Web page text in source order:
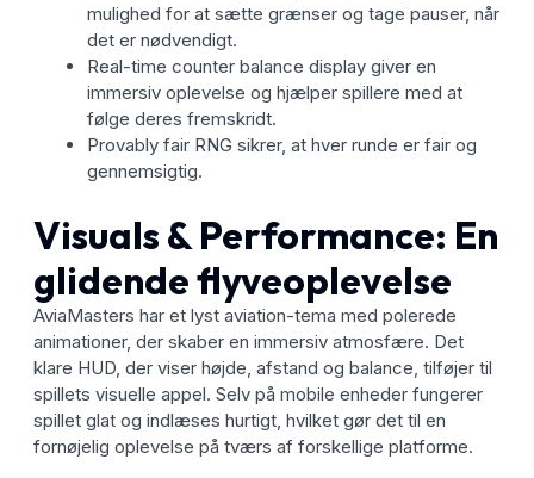
mulighed for at sætte grænser og tage pauser, når
det er nødvendigt.
Real-time counter balance display giver en
immersiv oplevelse og hjælper spillere med at
følge deres fremskridt.
Provably fair RNG sikrer, at hver runde er fair og
gennemsigtig.
Visuals & Performance: En
glidende flyveoplevelse
AviaMasters har et lyst aviation-tema med polerede
animationer, der skaber en immersiv atmosfære. Det
klare HUD, der viser højde, afstand og balance, tilføjer til
spillets visuelle appel. Selv på mobile enheder fungerer
spillet glat og indlæses hurtigt, hvilket gør det til en
fornøjelig oplevelse på tværs af forskellige platforme.